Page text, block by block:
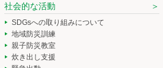
社会的な活動
SDGsへの取り組みについて
地域防災訓練
親子防災教室
炊き出し支援